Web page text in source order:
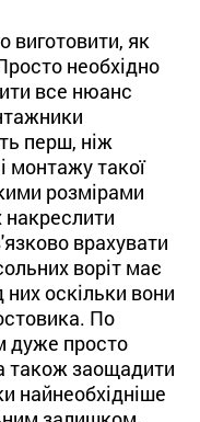
виготовити, як
необхідно
все нюанс
перш, ніж
монтажу такої
розмірами
накреслити
врахувати
воріт має
оскільки вони
По
дуже просто
також заощадити
найнеобхідніше